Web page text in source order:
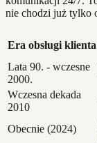
nie chodzi już tylko
Era obsługi klienta
Lata 90. - wczesne
2000.
Wczesna dekada
2010
Obecnie (2024)